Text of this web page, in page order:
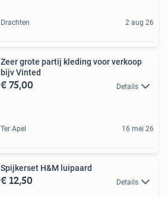
Drachten 2 aug 26
Zeer grote partij kleding voor verkoop
bijv Vinted
€ 75,00 Details
Ter Apel 16 mei 26
Spijkerset H&M luipaard
€ 12,50 Details